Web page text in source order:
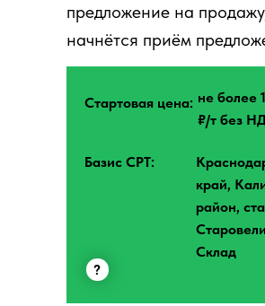
предложение на
начнётся приём
Стартовая цена: не более
₽/т без
Базис CPT:
край,
район,
Склад
?